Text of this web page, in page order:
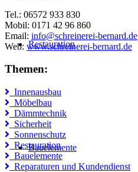
Restauration
Bauelemente
Tel.: 06572 933 830
Mobil: 0171 42 96 860
Email: info@schreinerei-bernard.de
Web: www.schreinerei-bernard.de
Themen:
Innenausbau
Möbelbau
Dämmtechnik
Sicherheit
Sonnenschutz
Restauration
Bauelemente
Reparaturen und Kundendienst